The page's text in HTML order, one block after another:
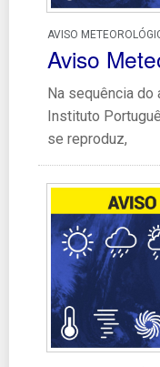
AVISO
Aviso
Na sequência
Instituto
se reproduz,